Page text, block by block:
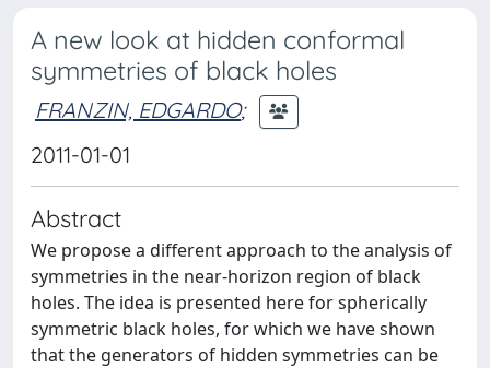
A new look at hidden conformal
symmetries of black holes
FRANZIN, EDGARDO;
2011-01-01
Abstract
We propose a different approach to the analysis of
symmetries in the near-horizon region of black
holes. The idea is presented here for spherically
symmetric black holes, for which we have shown
that the generators of hidden symmetries can be